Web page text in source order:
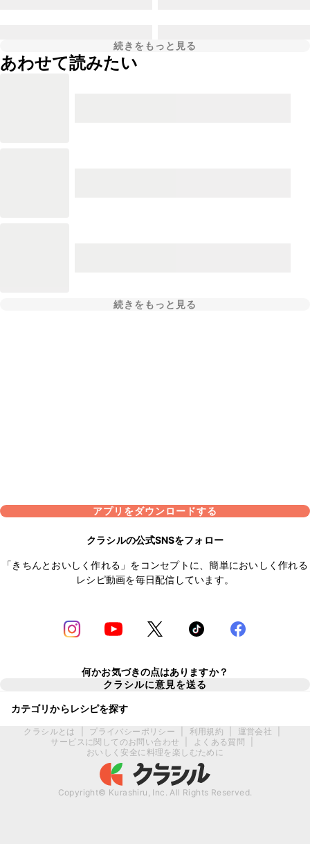
続きをもっと見る
あわせて読みたい
続きをもっと見る
アプリをダウンロードする
クラシルの公式SNSをフォロー
「きちんとおいしく作れる」をコンセプトに、簡単においしく作れる
レシピ動画を毎日配信しています。
何かお気づきの点はありますか？
クラシルに意見を送る
カテゴリからレシピを探す
クラシルとは プライバシーポリシー 利用規約 運営会社
サービスに関してのお問い合わせ
よくある質問
おいしく安全に料理を楽しむために
Copyright© Kurashiru, Inc. All Rights Reserved.